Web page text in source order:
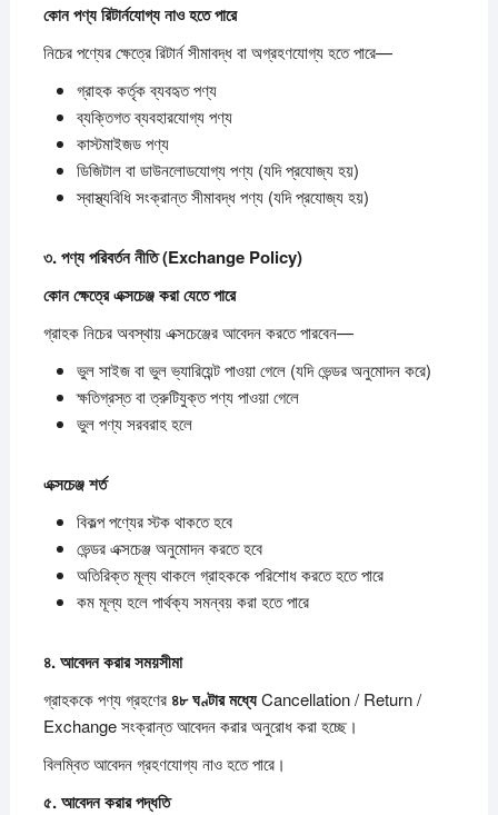
কোনপণ্যরিটার্নযোগ্যনাওহতেপারে
নিচের পণ্যের ক্ষেত্রে রিটার্ন সীমাবদ্ধ বা অগ্রহণযোগ্য হতে পারে—
গ্রাহক কর্তৃক ব্যবহৃত পণ্য
ব্যক্তিগত ব্যবহারযোগ্য পণ্য
কাস্টমাইজড পণ্য
ডিজিটাল বা ডাউনলোডযোগ্য পণ্য (যদি প্রযোজ্য হয়)
স্বাস্থ্যবিধি সংক্রান্ত সীমাবদ্ধ পণ্য (যদি প্রযোজ্য হয়)
৩.পণ্যপরিবর্তননীতি (Exchange Policy)
কোনক্ষেত্রেএক্সচেঞ্জকরাযেতেপারে
গ্রাহক নিচের অবস্থায় এক্সচেঞ্জের আবেদন করতে পারবেন—
ভুল সাইজ বা ভুল ভ্যারিয়েন্ট পাওয়া গেলে (যদি ভেন্ডর অনুমোদন করে)
ক্ষতিগ্রস্ত বা ত্রুটিযুক্ত পণ্য পাওয়া গেলে
ভুল পণ্য সরবরাহ হলে
এক্সচেঞ্জশর্ত
বিকল্প পণ্যের স্টক থাকতে হবে
ভেন্ডর এক্সচেঞ্জ অনুমোদন করতে হবে
অতিরিক্ত মূল্য থাকলে গ্রাহককে পরিশোধ করতে হতে পারে
কম মূল্য হলে পার্থক্য সমন্বয় করা হতে পারে
৪.আবেদনকরারসময়সীমা
গ্রাহককে পণ্য গ্রহণের ৪৮ঘণ্টারমধ্যেCancellation / Return /
Exchange সংক্রান্ত আবেদন করার অনুরোধ করা হচ্ছে।
বিলম্বিত আবেদন গ্রহণযোগ্য নাও হতে পারে।
৫.আবেদনকরারপদ্ধতি